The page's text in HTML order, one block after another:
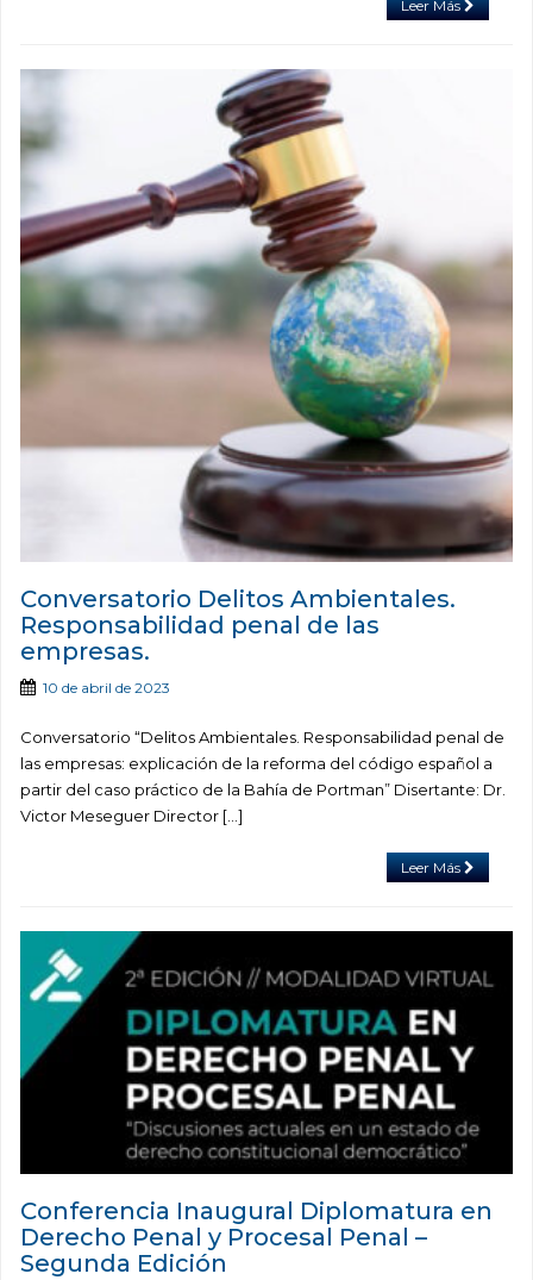
Leer Más
Conversatorio Delitos Ambientales.
Responsabilidad penal de las
empresas.
10 de abril de 2023
Conversatorio “Delitos Ambientales. Responsabilidad penal de
las empresas: explicación de la reforma del código español a
partir del caso práctico de la Bahía de Portman” Disertante: Dr.
Victor Meseguer Director […]
Leer Más
Conferencia Inaugural Diplomatura en
Derecho Penal y Procesal Penal –
Segunda Edición